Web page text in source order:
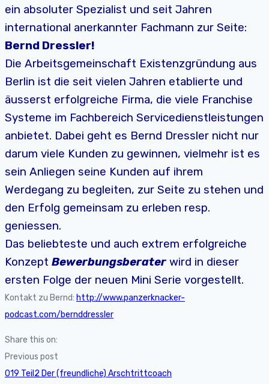
ein absoluter Spezialist und seit Jahren
international anerkannter Fachmann zur Seite:
Bernd Dressler!
Die Arbeitsgemeinschaft Existenzgründung aus
Berlin ist die seit vielen Jahren etablierte und
äusserst erfolgreiche Firma, die viele Franchise
Systeme im Fachbereich Servicedienstleistungen
anbietet. Dabei geht es Bernd Dressler nicht nur
darum viele Kunden zu gewinnen, vielmehr ist es
sein Anliegen seine Kunden auf ihrem
Werdegang zu begleiten, zur Seite zu stehen und
den Erfolg gemeinsam zu erleben resp.
geniessen.
Das beliebteste und auch extrem erfolgreiche
Konzept Bewerbungsberater wird in dieser
ersten Folge der neuen Mini Serie vorgestellt.
Kontakt zu Bernd: http://www.panzerknacker-
podcast.com/bernddressler
Share this on:
Previous post
019 Teil2 Der (freundliche) Arschtrittcoach